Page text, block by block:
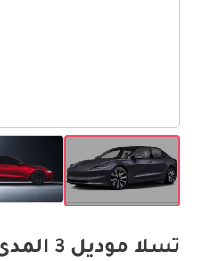
تسلا موديل 3 المدى الطويل (AWD) المواصفات الأساسية